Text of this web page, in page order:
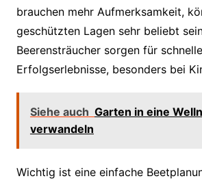
brauchen mehr Aufmerksamkeit,
geschützten Lagen sehr beliebt
Beerensträucher sorgen für schnelle
Erfolgserlebnisse, besonders bei
Siehe auch Garten in eine
verwandeln
Wichtig ist eine einfache